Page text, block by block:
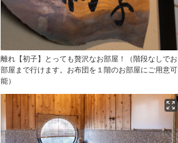
離れ【初子】とっても贅沢なお部屋！（階段なしでお
部屋まで行けます。お布団を１階のお部屋にご用意可
能）